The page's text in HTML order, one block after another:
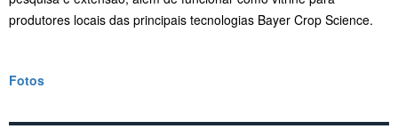
produtores locais das principais tecnologias Bayer Crop Science.
Fotos